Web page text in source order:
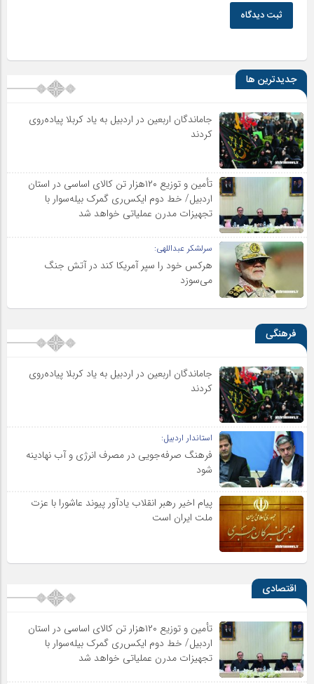
ثبت دیدگاه
جدیدترین ها
جاماندگان اربعین در اردبیل به یاد کربلا پیاده‌روی
کردند
تأمین و توزیع ۱۲۰هزار تن کالای اساسی در استان
اردبیل/ خط دوم ایکس‌ری گمرک بیله‌سوار با
تجهیزات مدرن عملیاتی خواهد شد
سرلشکر عبداللهی:
هرکس خود را سپر آمریکا کند در آتش جنگ
می‌سوزد
فرهنگی
جاماندگان اربعین در اردبیل به یاد کربلا پیاده‌روی
کردند
استاندار اردبیل:
فرهنگ صرفه‌جویی در مصرف انرژی و آب نهادینه
شود
پیام اخیر رهبر انقلاب یادآور پیوند عاشورا با عزت
ملت ایران است
اقتصادی
تأمین و توزیع ۱۲۰هزار تن کالای اساسی در استان
اردبیل/ خط دوم ایکس‌ری گمرک بیله‌سوار با
تجهیزات مدرن عملیاتی خواهد شد